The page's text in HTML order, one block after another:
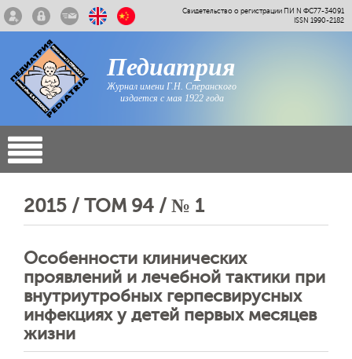
Свидетельство о регистрации ПИ N ФС77-34091
ISSN 1990-2182
Педиатрия
Журнал имени Г.Н. Сперанского
издается с мая 1922 года
2015 / ТОМ 94 / № 1
Особенности клинических
проявлений и лечебной тактики при
внутриутробных герпесвирусных
инфекциях у детей первых месяцев
жизни